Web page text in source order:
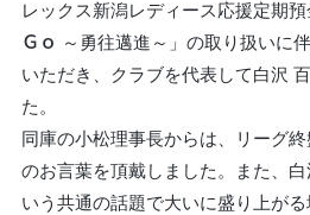
レックス新潟レディース応援定
Ｇｏ ～勇往邁進～」の取り扱いに
いただき、クラブを代表して白沢
た。
同庫の小松理事長からは、リーグ
のお言葉を頂戴しました。また、
いう共通の話題で大いに盛り上が